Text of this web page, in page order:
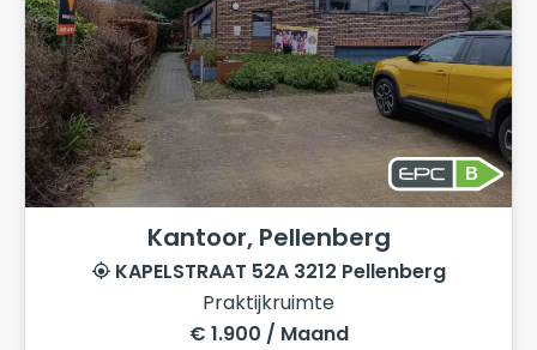
B
Kantoor, Pellenberg
KAPELSTRAAT 52A 3212 Pellenberg
Praktijkruimte
€ 1.900 / Maand